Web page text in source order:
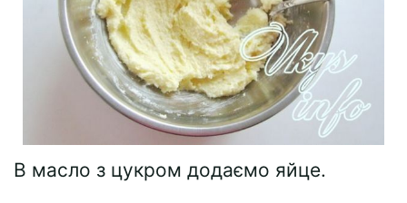
В масло з цукром додаємо яйце.